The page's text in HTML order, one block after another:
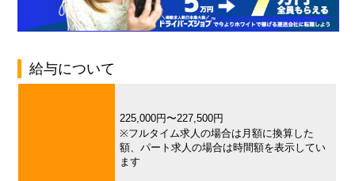
給与について
225,000円〜227,500円
※フルタイム求人の場合は月額に換算した
額、パート求人の場合は時間額を表示してい
ます